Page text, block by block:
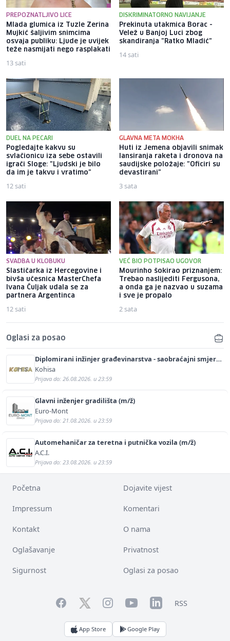
PREPOZNATLJIVO LICE
Mlada glumica iz Tuzle Zerina
Mujkić šaljivim snimcima
osvaja publiku: Ljude je uvijek
teže nasmijati nego rasplakati
13 sati
DISKRIMINATORNO NAVIJANJE
Prekinuta utakmica Borac -
Velež u Banjoj Luci zbog
skandiranja "Ratko Mladić"
14 sati
DUEL NA PECARI
Pogledajte kakvu su
svlačionicu iza sebe ostavili
igrači Sloge: "Ljudski je bilo
da im je takvu i vratimo"
12 sati
GLAVNA META MOKHA
Huti iz Jemena objavili snimak
lansiranja raketa i dronova na
saudijske položaje: "Oficiri su
devastirani"
3 sata
SVADBA U KLOBUKU
Slastičarka iz Hercegovine i
bivša učesnica MasterChefa
Ivana Čuljak udala se za
partnera Argentinca
12 sati
VEĆ BIO POTPISAO UGOVOR
Mourinho šokirao priznanjem:
Trebao naslijediti Fergusona,
a onda ga je nazvao u suzama
i sve je propalo
2 sata
Oglasi za posao
Diplomirani inžinjer građevinarstva - saobraćajni smjer
(m/ž)
Kohisa
Prijava do: 26.08.2026. u 23:59
Glavni inženjer gradilišta (m/ž)
Euro-Mont
Prijava do: 21.08.2026. u 23:59
Automehaničar za teretna i putnička vozila (m/ž)
A.C.I.
Prijava do: 23.08.2026. u 23:59
Početna Dojavite vijest
Impressum Komentari
Kontakt O nama
Oglašavanje Privatnost
Sigurnost Oglasi za posao
FacebookTwitterInstagramYouTubeLinkedInRSS
App Store Google Play